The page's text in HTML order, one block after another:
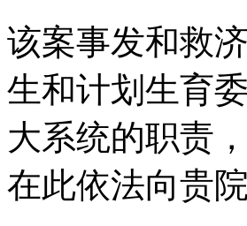
该案事发和救
生和计划生育
大系统的职责
在此依法向贵